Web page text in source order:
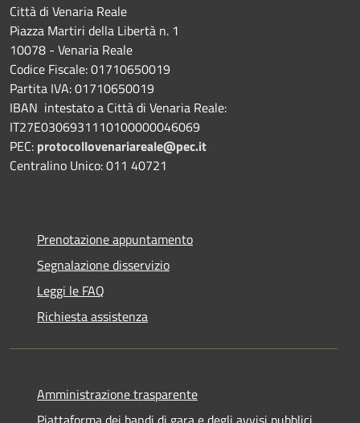
Città di Venaria Reale
Piazza Martiri della Libertà n. 1
10078 - Venaria Reale
Codice Fiscale: 01710650019
Partita IVA: 01710650019
IBAN intestato a Città di Venaria Reale:
IT27E0306931110100000046069
PEC: protocollovenariareale@pec.it
Centralino Unico: 011 40721
Prenotazione appuntamento
Segnalazione disservizio
Leggi le FAQ
Richiesta assistenza
Amministrazione trasparente